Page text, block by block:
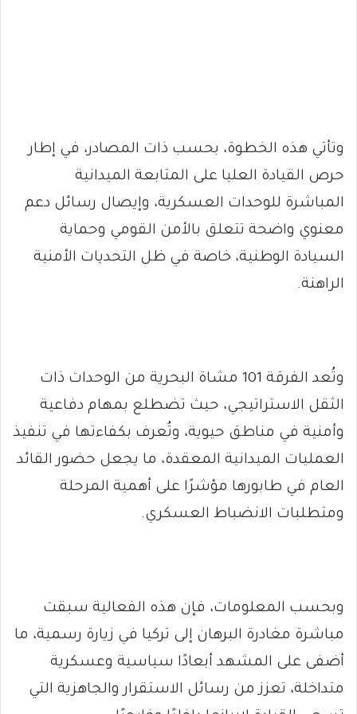
وتأتي هذه الخطوة، بحسب ذات المصادر، في إطار
حرص القيادة العليا على المتابعة الميدانية
المباشرة للوحدات العسكرية، وإيصال رسائل دعم
معنوي واضحة تتعلق بالأمن القومي وحماية
السيادة الوطنية، خاصة في ظل التحديات الأمنية
الراهنة.
وتُعد الفرقة 101 مشاة البحرية من الوحدات ذات
الثقل الاستراتيجي، حيث تضطلع بمهام دفاعية
وأمنية في مناطق حيوية، وتُعرف بكفاءتها في تنفيذ
العمليات الميدانية المعقدة، ما يجعل حضور القائد
العام في طابورها مؤشرًا على أهمية المرحلة
ومتطلبات الانضباط العسكري.
وبحسب المعلومات، فإن هذه الفعالية سبقت
مباشرة مغادرة البرهان إلى تركيا في زيارة رسمية، ما
أضفى على المشهد أبعادًا سياسية وعسكرية
متداخلة، تعزز من رسائل الاستقرار والجاهزية التي